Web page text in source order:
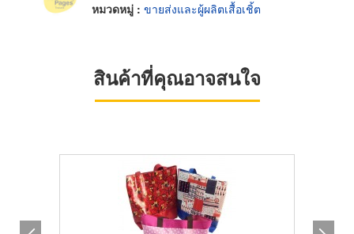
หมวดหมู่ : ขายส่งและผู้ผลิตเสื้อเชิ้ต
สินค้าที่คุณอาจสนใจ